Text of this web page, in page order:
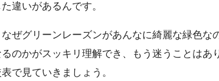
違いがあるんです。
ぜグリーンレーズンがあんなに綺麗な緑色な
のかがスッキリ理解でき、もう迷うことはあ
で見ていきましょう。